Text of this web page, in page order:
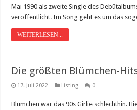
Mai 1990 als zweite Single des
veröffentlicht. Im Song geht es um das
WEITERLESEN...
Die größten Blümchen-
17. Juli 2022 Listing 0
Blümchen war das 90s Girlie schlechthin.